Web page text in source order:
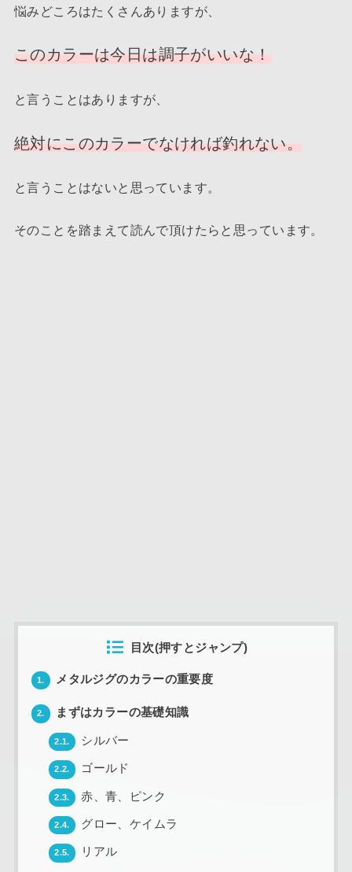
悩みどころはたくさんありますが、
このカラーは今日は調子がいいな！
と言うことはありますが、
絶対にこのカラーでなければ釣れない。
と言うことはないと思っています。
そのことを踏まえて読んで頂けたらと思っています。
目次(押すとジャンプ)
1. メタルジグのカラーの重要度
2. まずはカラーの基礎知識
2.1. シルバー
2.2. ゴールド
2.3. 赤、青、ピンク
2.4. グロー、ケイムラ
2.5. リアル